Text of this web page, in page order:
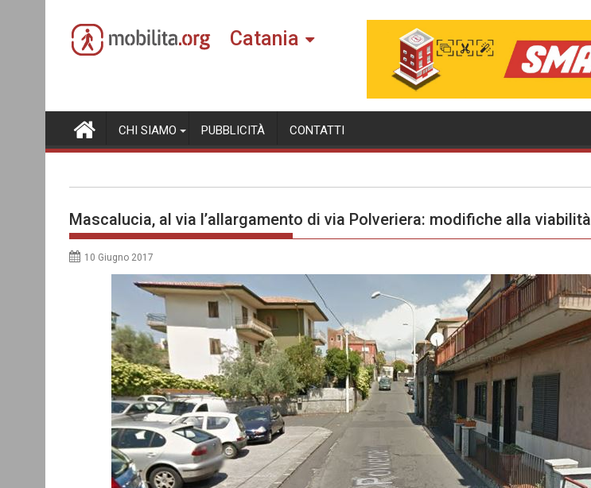
content
Catania
CHI SIAMO PUBBLICITÀ CONTATTI
Mascalucia, al via l’allargamento di via Polveriera: modifiche alla viabilità
10 Giugno 2017